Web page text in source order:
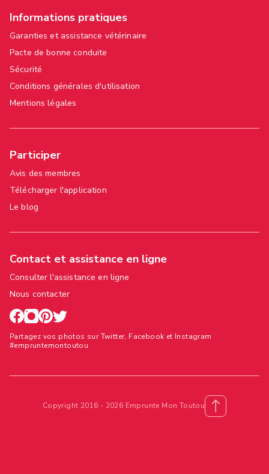
Informations pratiques
Garanties et assistance vétérinaire
Pacte de bonne conduite
Sécurité
Conditions générales d'utilisation
Mentions légales
Participer
Avis des membres
Télécharger l'application
Le blog
Contact et assistance en ligne
Consulter l'assistance en ligne
Nous contacter
Partagez vos photos sur Twitter, Facebook et Instagram
#empruntemontoutou
Copyright 2016 - 2026 Emprunte Mon Toutou